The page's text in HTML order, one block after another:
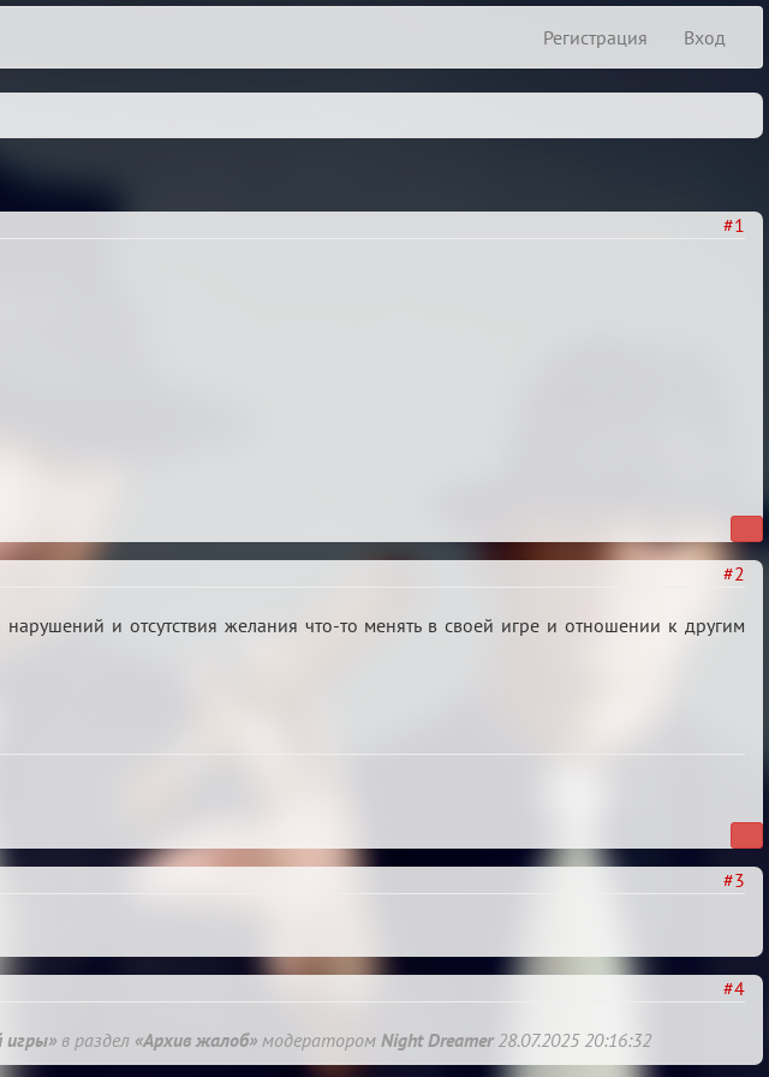
Регистрация Вход
#1
#2
и отсутствия желания что-то менять в своей игре и отношении к другим
#3
#4
игры» в раздел «Архив жалоб» модераторомNight Dreamer28.07.2025 20:16:32